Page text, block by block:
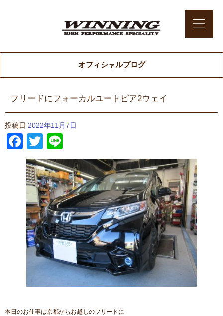
オフィシャルブログ
フリードにフォーカルユートピア2ウェイ
投稿日 2022年11月7日
Facebook
Twitter
本日のお仕事は京都からお越しのフリードに